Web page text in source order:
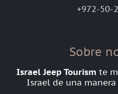
+972-50-
Sobre
Israel Jeep Tourism te
Israel de una